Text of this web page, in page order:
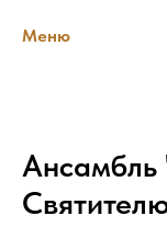
Меню
Ансамбль